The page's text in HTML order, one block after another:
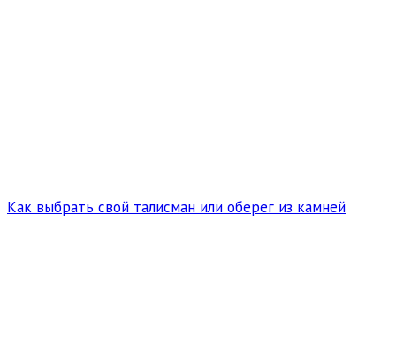
Как выбрать свой талисман или оберег из камней